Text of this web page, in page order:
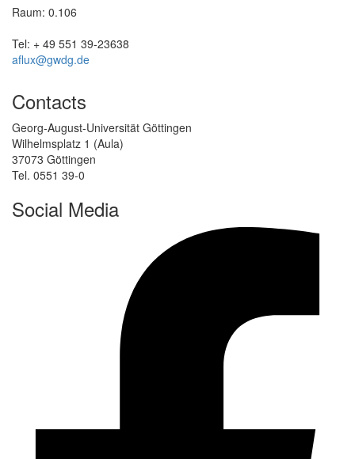
Raum: 0.106
Tel: + 49 551 39-23638
aflux@gwdg.de
Contacts
Georg-August-Universität Göttingen
Wilhelmsplatz 1 (Aula)
37073 Göttingen
Tel. 0551 39-0
Social Media